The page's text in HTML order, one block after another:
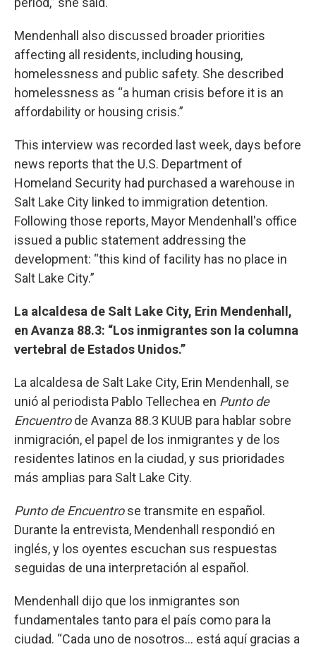
Mendenhall also discussed broader priorities
affecting all residents, including housing,
homelessness and public safety. She described
homelessness as “a human crisis before it is an
affordability or housing crisis.”
This interview was recorded last week, days before
news reports that the U.S. Department of
Homeland Security had purchased a warehouse in
Salt Lake City linked to immigration detention.
Following those reports, Mayor Mendenhall's office
issued a public statement addressing the
development: “this kind of facility has no place in
Salt Lake City.”
La alcaldesa de Salt Lake City, Erin Mendenhall,
en Avanza 88.3: “Los inmigrantes son la columna
vertebral de Estados Unidos.”
La alcaldesa de Salt Lake City, Erin Mendenhall, se
unió al periodista Pablo Tellechea en Punto de
Encuentrode Avanza 88.3 KUUB para hablar sobre
inmigración, el papel de los inmigrantes y de los
residentes latinos en la ciudad, y sus prioridades
más amplias para Salt Lake City.
Punto de Encuentrose transmite en español.
Durante la entrevista, Mendenhall respondió en
inglés, y los oyentes escuchan sus respuestas
seguidas de una interpretación al español.
Mendenhall dijo que los inmigrantes son
fundamentales tanto para el país como para la
ciudad. “Cada uno de nosotros… está aquí gracias a